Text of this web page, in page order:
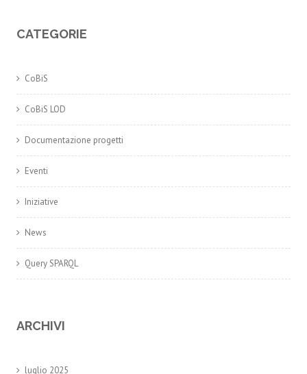
CATEGORIE
CoBiS
CoBiS LOD
Documentazione progetti
Eventi
Iniziative
News
Query SPARQL
ARCHIVI
luglio 2025